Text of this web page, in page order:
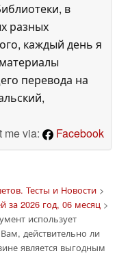
в
разных
каждый день я
перевода на
me via:
Facebook
Тесты и Новости>
за 2026 год, 06 месяц>
использует
действительно ли
является выгодным